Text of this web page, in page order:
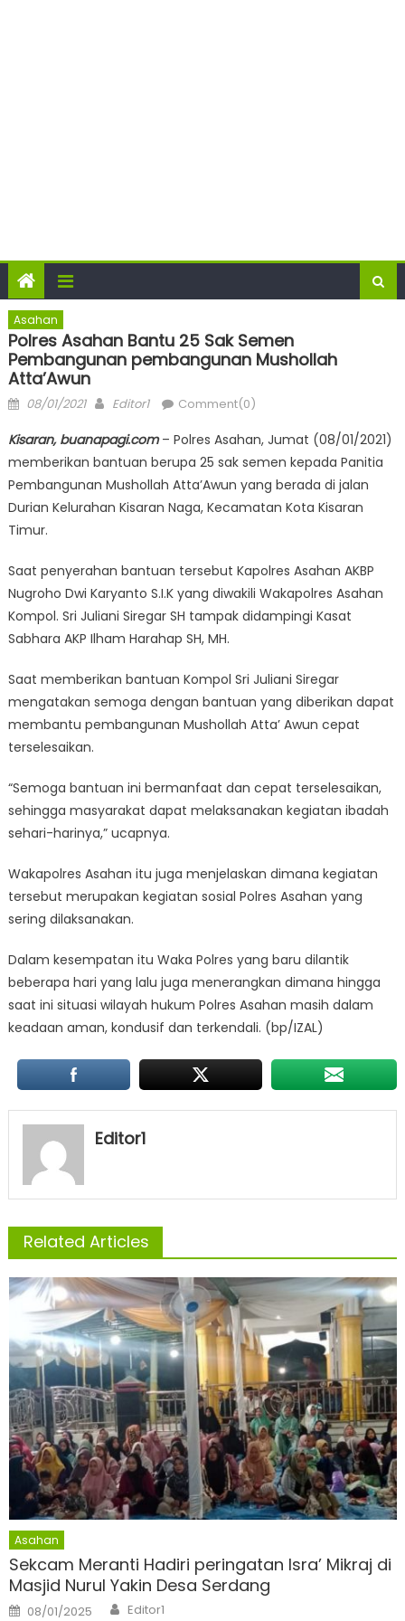
Asahan
Polres Asahan Bantu 25 Sak Semen
Pembangunan pembangunan Mushollah
Atta’Awun
Posted
08/01/2021 Author
Editor1 Comment(0)
Kisaran, buanapagi.com– Polres Asahan, Jumat (08/01/2021)
memberikan bantuan berupa 25 sak semen kepada Panitia
Pembangunan Mushollah Atta’Awun yang berada di jalan
Durian Kelurahan Kisaran Naga, Kecamatan Kota Kisaran
Timur.
Saat penyerahan bantuan tersebut Kapolres Asahan AKBP
Nugroho Dwi Karyanto S.I.K yang diwakili Wakapolres Asahan
Kompol. Sri Juliani Siregar SH tampak didampingi Kasat
Sabhara AKP Ilham Harahap SH, MH.
Saat memberikan bantuan Kompol Sri Juliani Siregar
mengatakan semoga dengan bantuan yang diberikan dapat
membantu pembangunan Mushollah Atta’ Awun cepat
terselesaikan.
“Semoga bantuan ini bermanfaat dan cepat terselesaikan,
sehingga masyarakat dapat melaksanakan kegiatan ibadah
sehari-harinya,” ucapnya.
Wakapolres Asahan itu juga menjelaskan dimana kegiatan
tersebut merupakan kegiatan sosial Polres Asahan yang
sering dilaksanakan.
Dalam kesempatan itu Waka Polres yang baru dilantik
beberapa hari yang lalu juga menerangkan dimana hingga
saat ini situasi wilayah hukum Polres Asahan masih dalam
keadaan aman, kondusif dan terkendali. (bp/IZAL)
Editor1
Related Articles
Asahan
Sekcam Meranti Hadiri peringatan Isra’ Mikraj di
Masjid Nurul Yakin Desa Serdang
Posted
08/01/2025 Author
Editor1